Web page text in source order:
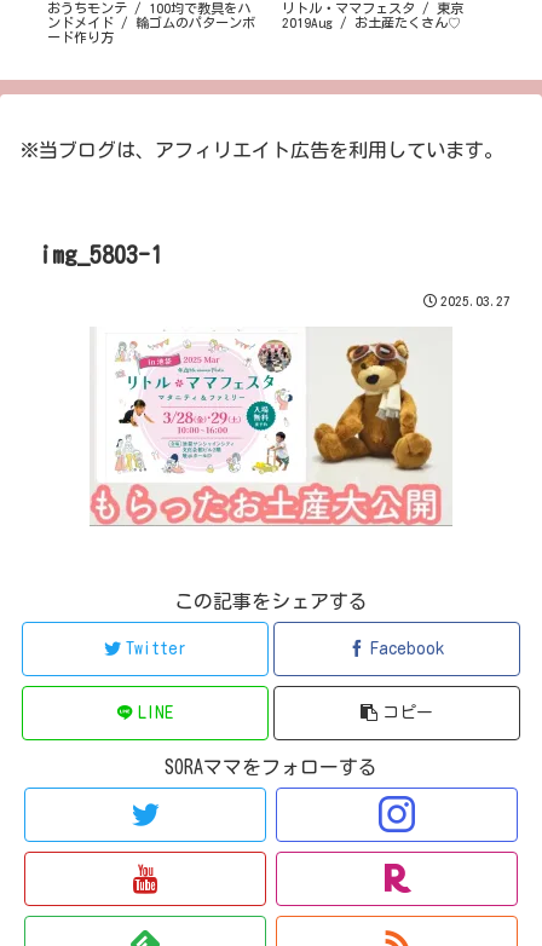
おうちモンテ / 100均で教具をハ
ンドメイド / 輪ゴムのパターンボ
ード作り方
リトル・ママフェスタ / 東京
2019Aug / お土産たくさん♡
※当ブログは、アフィリエイト広告を利用しています。
img_5803-1
2025.03.27
この記事をシェアする
Twitter Facebook
LINE コピー
SORAママをフォローする